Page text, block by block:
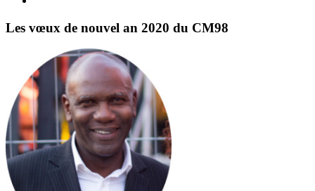
Les vœux de nouvel an 2020 du CM98